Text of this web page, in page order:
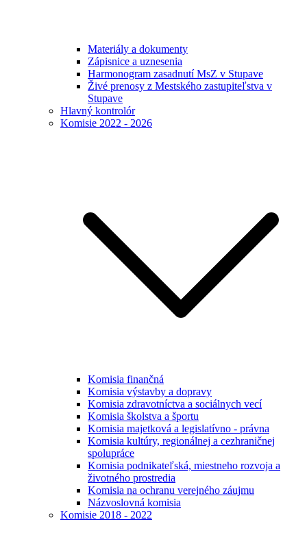
Materiály a dokumenty
Zápisnice a uznesenia
Harmonogram zasadnutí MsZ v Stupave
Živé prenosy z Mestského zastupiteľstva v
Stupave
Hlavný kontrolór
Komisie 2022 - 2026
Komisia finančná
Komisia výstavby a dopravy
Komisia zdravotníctva a sociálnych vecí
Komisia školstva a športu
Komisia majetková a legislatívno - právna
Komisia kultúry, regionálnej a cezhraničnej
spolupráce
Komisia podnikateľská, miestneho rozvoja a
životného prostredia
Komisia na ochranu verejného záujmu
Názvoslovná komisia
Komisie 2018 - 2022